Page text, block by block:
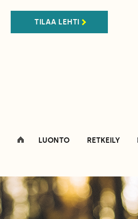
TILAA LEHTI
LUONTO RETKEILY